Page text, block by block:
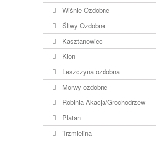
Wiśnie Ozdobne
Śliwy Ozdobne
Kasztanowiec
Klon
Leszczyna ozdobna
Morwy ozdobne
Robinia Akacja/Grochodrzew
Platan
Trzmielina